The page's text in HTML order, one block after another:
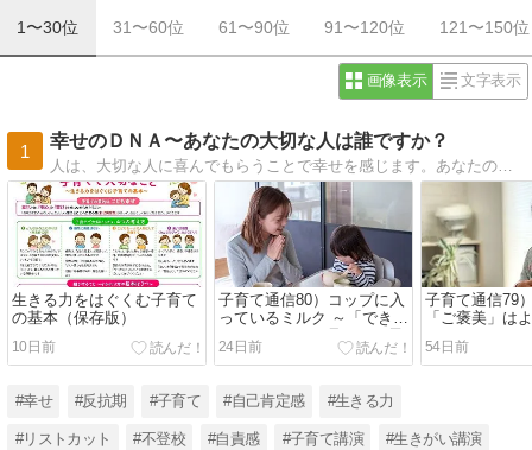
1〜30位 31〜60位 61〜90位 91〜120位 121〜150位
画像表示 文字表示
1
幸せのＤＮＡ〜あなたの大切な人は誰ですか？
人は、大切な人に喜んでもらうことで幸せを感じます。あなたの大切な人は誰ですか？ あなたは誰の愛を受け取っていますか？
生きる力をはぐくむ子育て
の基本（保存版）
10日前
子育て通信80）コップに入
っているミルク ～「できて
いるところ」を見つける子
育て
24日前
子育て通信79
「ご褒美」は
54日前
#幸せ #反抗期 #子育て #自己肯定感 #生きる力
#リストカット #不登校 #自責感 #子育て講演 #生きがい講演